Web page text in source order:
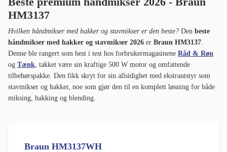
HM3137
Hvilken håndmikser med hakker og stavmikser er den beste? Den beste
håndmikser med hakker og stavmikser 2026 er Braun HM3137
Denne ble rangert som best i test hos forbrukermagasinene Råd & Røn
og Tænk , takket være sin kraftige 500 W motor og omfattende
tilbehørspakke. Den fikk skryt for sin allsidighet med ekstrautstyr som
stavmikser og hakker, noe som gjør den til en komplett løsning for både
miksing, hakking og blending.
Braun HM3137WH